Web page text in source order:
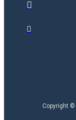
Copyright